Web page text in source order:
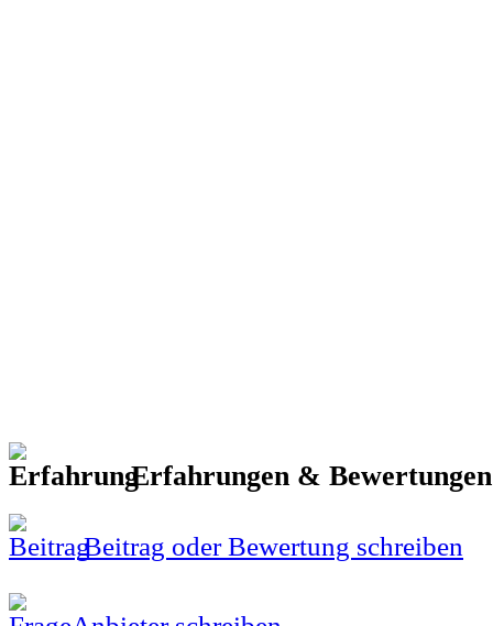
Erfahrungen &
Beitrag oder Bewertung schreiben